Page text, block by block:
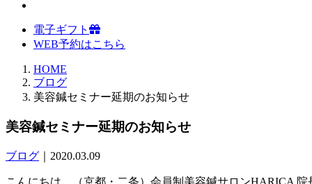
電子ギフト
WEB予約はこちら
HOME
ブログ
美容鍼セミナー延期のお知らせ
美容鍼セミナー延期のお知らせ
ブログ ｜2020.03.09
こんにちは、（京都・二条）会員制美容鍼サロンHARICA 院